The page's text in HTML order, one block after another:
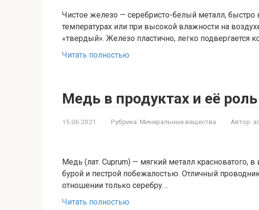
Чистое железо — серебристо-белый металл,
температурах или при высокой влажности на
«твердый». Железо пластично, легко подвергается
Читать полностью
Медь в продуктах и её
15.06.2021 Рубрика: Минеральные вещества Автор:
Медь (лат. Cuprum) — мягкий металл красноватого,
бурой и пестрой побежалостью. Отличный
отношении только серебру….
Читать полностью